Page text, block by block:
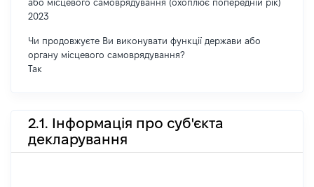
або місцевого самоврядування (охоплює попередній рік)
2023
Чи продовжуєте Ви виконувати функції держави або
органу місцевого самоврядування?
Так
2.1. Інформація про суб'єкта
декларування